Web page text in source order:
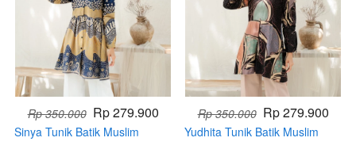
Rp 350.000 Rp 279.900
Sinya Tunik Batik Muslim
Rp 350.000 Rp 279.900
Yudhita Tunik Batik Muslim